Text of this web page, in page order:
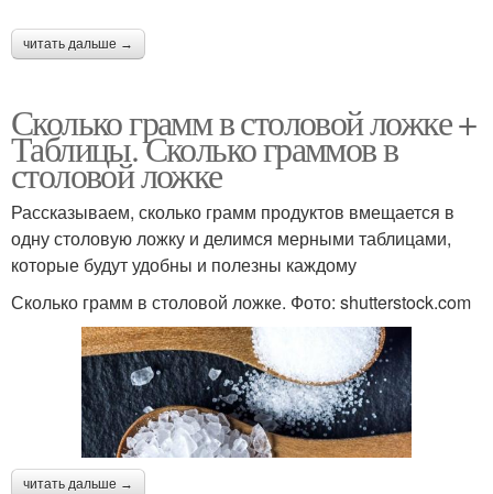
читать дальше →
Сколько грамм в столовой ложке +
Таблицы. Сколько граммов в
столовой ложке
Рассказываем, сколько грамм продуктов вмещается в
одну столовую ложку и делимся мерными таблицами,
которые будут удобны и полезны каждому
Сколько грамм в столовой ложке. Фото: shutterstock.com
читать дальше →